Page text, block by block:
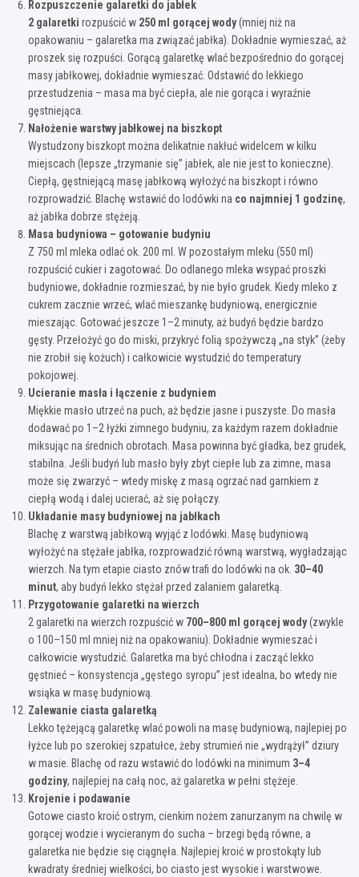
Rozpuszczenie galaretki do jabłek
2 galaretki rozpuścić w 250 ml gorącej wody(mniej niż na
opakowaniu – galaretka ma związać jabłka). Dokładnie wymieszać, aż
proszek się rozpuści. Gorącą galaretkę wlać bezpośrednio do gorącej
masy jabłkowej, dokładnie wymieszać. Odstawić do lekkiego
przestudzenia – masa ma być ciepła, ale nie gorąca i wyraźnie
gęstniejąca.
Nałożenie warstwy jabłkowej na biszkopt
Wystudzony biszkopt można delikatnie nakłuć widelcem w kilku
miejscach (lepsze „trzymanie się” jabłek, ale nie jest to konieczne).
Ciepłą, gęstniejącą masę jabłkową wyłożyć na biszkopt i równo
rozprowadzić. Blachę wstawić do lodówki na co najmniej 1 godzinę,
aż jabłka dobrze stężeją.
Masa budyniowa – gotowanie budyniu
Z 750 ml mleka odlać ok. 200 ml. W pozostałym mleku (550 ml)
rozpuścić cukier i zagotować. Do odlanego mleka wsypać proszki
budyniowe, dokładnie rozmieszać, by nie było grudek. Kiedy mleko z
cukrem zacznie wrzeć, wlać mieszankę budyniową, energicznie
mieszając. Gotować jeszcze 1–2 minuty, aż budyń będzie bardzo
gęsty. Przełożyć go do miski, przykryć folią spożywczą „na styk” (żeby
nie zrobił się kożuch) i całkowicie wystudzić do temperatury
pokojowej.
Ucieranie masła i łączenie z budyniem
Miękkie masło utrzeć na puch, aż będzie jasne i puszyste. Do masła
dodawać po 1–2 łyżki zimnego budyniu, za każdym razem dokładnie
miksując na średnich obrotach. Masa powinna być gładka, bez grudek,
stabilna. Jeśli budyń lub masło były zbyt ciepłe lub za zimne, masa
może się zwarzyć – wtedy miskę z masą ogrzać nad garnkiem z
ciepłą wodą i dalej ucierać, aż się połączy.
Układanie masy budyniowej na jabłkach
Blachę z warstwą jabłkową wyjąć z lodówki. Masę budyniową
wyłożyć na stężałe jabłka, rozprowadzić równą warstwą, wygładzając
wierzch. Na tym etapie ciasto znów trafi do lodówki na ok. 30–40
minut, aby budyń lekko stężał przed zalaniem galaretką.
Przygotowanie galaretki na wierzch
2 galaretki na wierzch rozpuścić w 700–800 ml gorącej wody(zwykle
o 100–150 ml mniej niż na opakowaniu). Dokładnie wymieszać i
całkowicie wystudzić. Galaretka ma być chłodna i zacząć lekko
gęstnieć – konsystencja „gęstego syropu” jest idealna, bo wtedy nie
wsiąka w masę budyniową.
Zalewanie ciasta galaretką
Lekko tężejącą galaretkę wlać powoli na masę budyniową, najlepiej po
łyżce lub po szerokiej szpatułce, żeby strumień nie „wydrążył” dziury
w masie. Blachę od razu wstawić do lodówki na minimum 3–4
godziny, najlepiej na całą noc, aż galaretka w pełni stężeje.
Krojenie i podawanie
Gotowe ciasto kroić ostrym, cienkim nożem zanurzanym na chwilę w
gorącej wodzie i wycieranym do sucha – brzegi będą równe, a
galaretka nie będzie się ciągnęła. Najlepiej kroić w prostokąty lub
kwadraty średniej wielkości, bo ciasto jest wysokie i warstwowe.